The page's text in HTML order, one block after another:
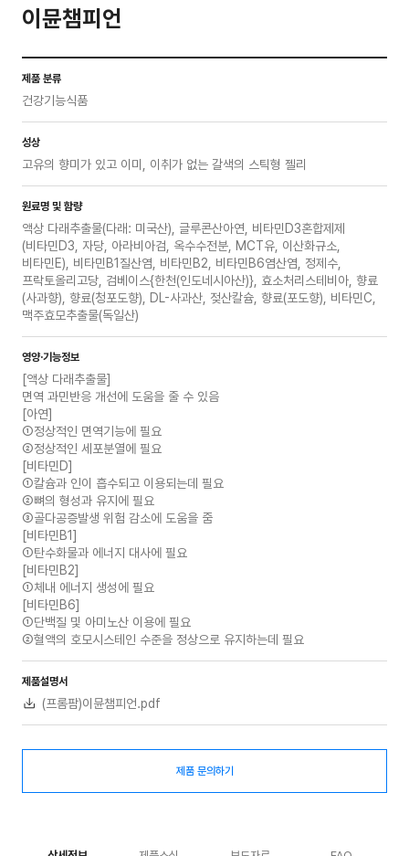
이뮨챔피언
제품 분류
건강기능식품
성상
고유의 향미가 있고 이미, 이취가 없는 갈색의 스틱형 젤리
원료명 및 함량
액상 다래추출물(다래: 미국산), 글루콘산아연, 비타민D3혼합제제
(비타민D3, 자당, 아라비아검, 옥수수전분, MCT유, 이산화규소,
비타민E), 비타민B1질산염, 비타민B2, 비타민B6염산염, 정제수,
프락토올리고당, 검베이스{한천(인도네시아산)}, 효소처리스테비아, 향료
(사과향), 향료(청포도향), DL-사과산, 젖산칼슘, 향료(포도향), 비타민C,
맥주효모추출물(독일산)
영양·기능정보
[액상 다래추출물]
면역 과민반응 개선에 도움을 줄 수 있음
[아연]
①정상적인 면역기능에 필요
②정상적인 세포분열에 필요
[비타민D]
①칼슘과 인이 흡수되고 이용되는데 필요
②뼈의 형성과 유지에 필요
③골다공증발생 위험 감소에 도움을 줌
[비타민B1]
①탄수화물과 에너지 대사에 필요
[비타민B2]
①체내 에너지 생성에 필요
[비타민B6]
①단백질 및 아미노산 이용에 필요
②혈액의 호모시스테인 수준을 정상으로 유지하는데 필요
제품설명서
(프롬팜)이뮨챔피언.pdf
제품 문의하기